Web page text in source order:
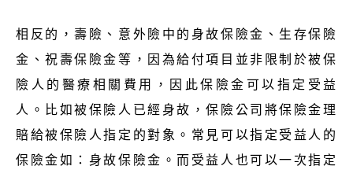
相反的，壽險、意外險中的身故保險金、生存保險
金、祝壽保險金等，因為給付項目並非限制於被保
險人的醫療相關費用，因此保險金可以指定受益
人。比如被保險人已經身故，保險公司將保險金理
賠給被保險人指定的對象。常見可以指定受益人的
保險金如：身故保險金。而受益人也可以一次指定